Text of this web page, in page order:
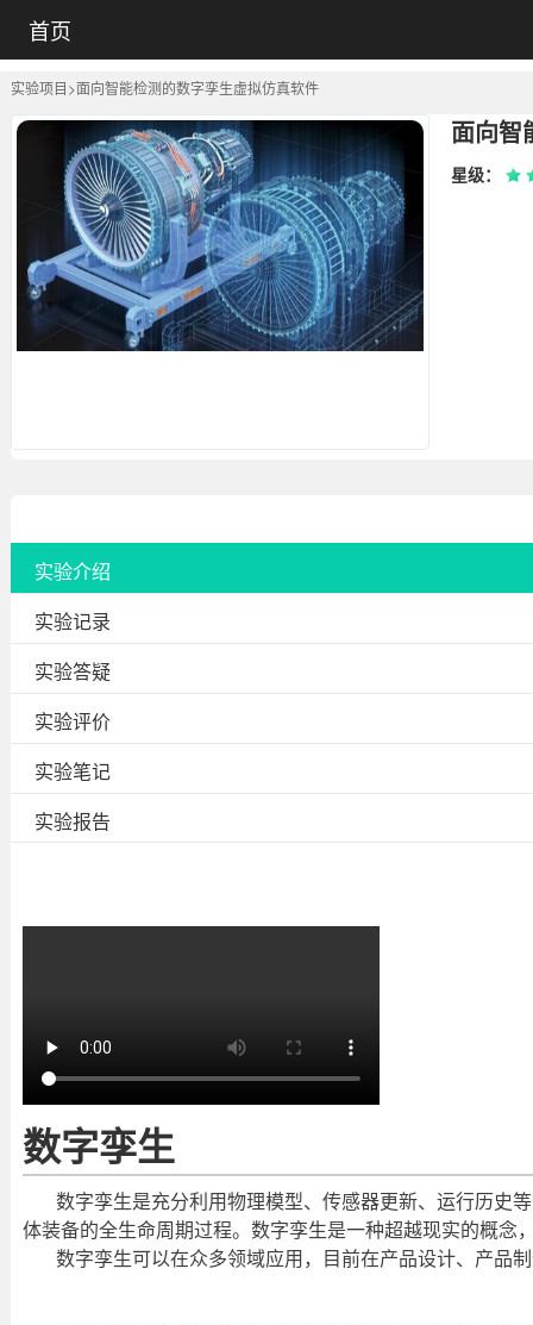
首页
实验项目>面向智能检测的数字孪生虚拟仿真软件
星级：
实验介绍
实验记录
实验答疑
实验评价
实验笔记
实验报告
数字孪生
数字孪生是充分利用物理模型、传感器更新、运行历史
体装备的全生命周期过程。数字孪生是一种超越现实的概念
数字孪生可以在众多领域应用，目前在产品设计、产品